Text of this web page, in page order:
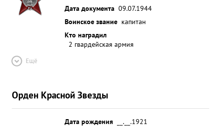
Дата документа 09.07.1944
Воинское звание капитан
Кто наградил
2 гвардейская армия
Ещё
Орден Красной Звезды
Дата рождения
__.__.1921